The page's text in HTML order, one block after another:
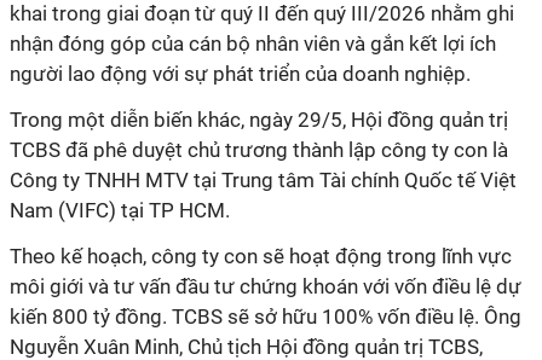
khai trong giai đoạn từ quý II đến quý III/2026 nhằm ghi
nhận đóng góp của cán bộ nhân viên và gắn kết lợi ích
người lao động với sự phát triển của doanh nghiệp.
Trong một diễn biến khác, ngày 29/5, Hội đồng quản trị
TCBS đã phê duyệt chủ trương thành lập công ty con là
Công ty TNHH MTV tại Trung tâm Tài chính Quốc tế Việt
Nam (VIFC) tại TP HCM.
Theo kế hoạch, công ty con sẽ hoạt động trong lĩnh vực
môi giới và tư vấn đầu tư chứng khoán với vốn điều lệ dự
kiến 800 tỷ đồng. TCBS sẽ sở hữu 100% vốn điều lệ. Ông
Nguyễn Xuân Minh, Chủ tịch Hội đồng quản trị TCBS,